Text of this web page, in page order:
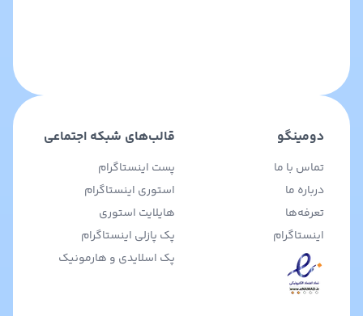
دومینگو
تماس با ما
درباره ما
تعرفه‌ها
اینستاگرام
قالب‌های شبکه اجتماعی
پست اینستاگرام
استوری اینستاگرام
هایلایت استوری
پک پازلی اینستاگرام
پک اسلایدی و هارمونیک